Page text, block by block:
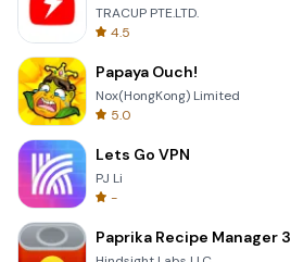
TRACUP PTE.LTD.
4.5
Papaya Ouch!
Nox(HongKong) Limited
5.0
Lets Go VPN
PJ Li
-
Paprika Recipe Manager 3